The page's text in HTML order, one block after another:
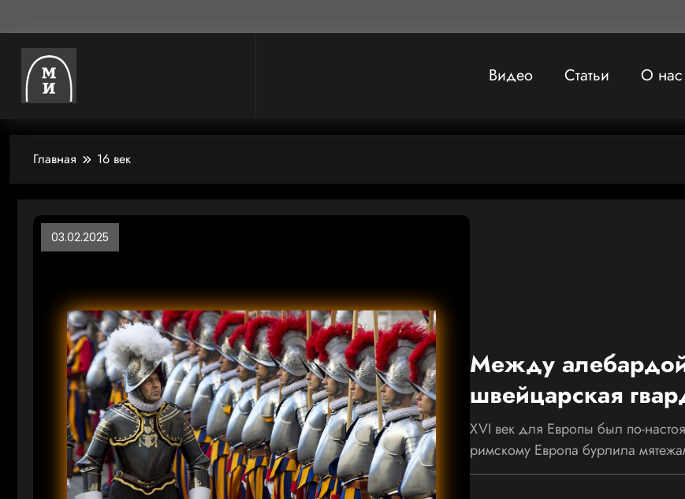
Видео Статьи О нас
Главная 16 век
03.02.2025
Между
швейцарская
XVI век для Европы был по-
римскому Европа бурлила